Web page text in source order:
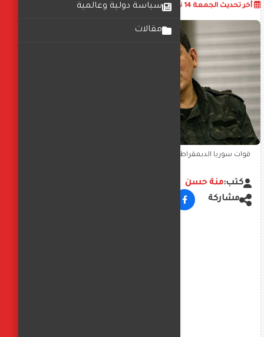
سياسة دولية وعالمية
مقالات
أخر تحديث الجمعة 14 نوفمبر 2025 07:07:21 ص
كتب:منة حسن
مشاركة